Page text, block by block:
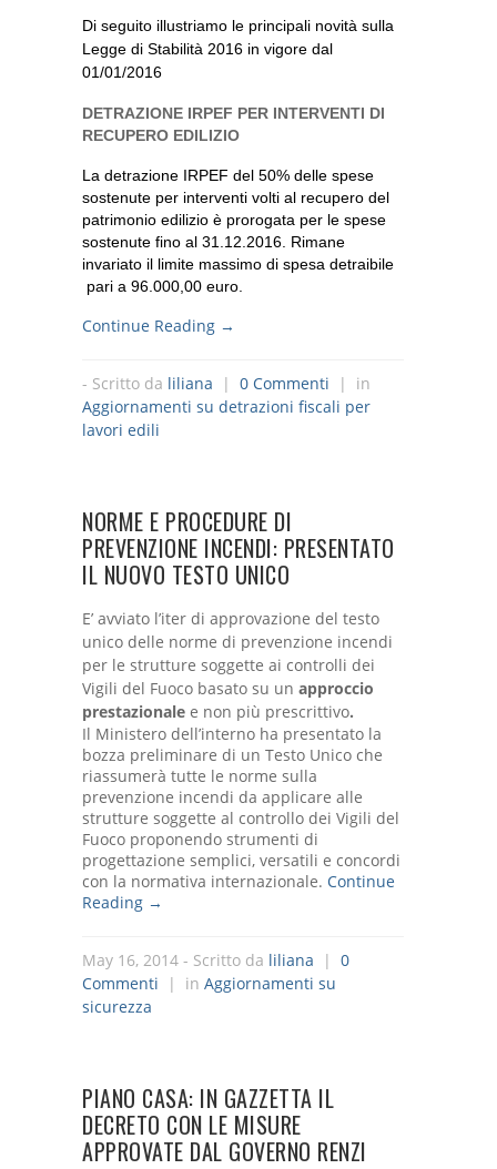
Di seguito illustriamo le principali novità sulla
Legge di Stabilità 2016 in vigore dal
01/01/2016
DETRAZIONE IRPEF PER INTERVENTI DI
RECUPERO EDILIZIO
La detrazione IRPEF del 50% delle spese
sostenute per interventi volti al recupero del
patrimonio edilizio è prorogata per le spese
sostenute fino al 31.12.2016. Rimane
invariato il limite massimo di spesa detraibile
pari a 96.000,00 euro.
Continue Reading →
- Scritto da liliana | 0 Commenti | in
Aggiornamenti su detrazioni fiscali per
lavori edili
NORME E PROCEDURE DI
PREVENZIONE INCENDI: PRESENTATO
IL NUOVO TESTO UNICO
E’ avviato l’iter di approvazione del testo
unico delle norme di prevenzione incendi
per le strutture soggette ai controlli dei
Vigili del Fuoco basato su un approccio
prestazionale e non più prescrittivo.
Il Ministero dell’interno ha presentato la
bozza preliminare di un Testo Unico che
riassumerà tutte le norme sulla
prevenzione incendi da applicare alle
strutture soggette al controllo dei Vigili del
Fuoco proponendo strumenti di
progettazione semplici, versatili e concordi
con la normativa internazionale. Continue
Reading →
May 16, 2014 - Scritto da liliana | 0
Commenti | in Aggiornamenti su
sicurezza
PIANO CASA: IN GAZZETTA IL
DECRETO CON LE MISURE
APPROVATE DAL GOVERNO RENZI